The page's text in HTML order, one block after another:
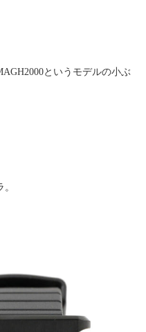
というモデルの小ぶ